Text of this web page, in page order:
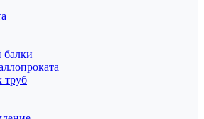
балки
труб